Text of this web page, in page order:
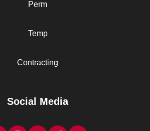
Perm
Temp
Contracting
Social Media